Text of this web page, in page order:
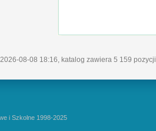
08-08 18:16, katalog zawiera 5 159 pozycji
i Szkolne 1998-2025